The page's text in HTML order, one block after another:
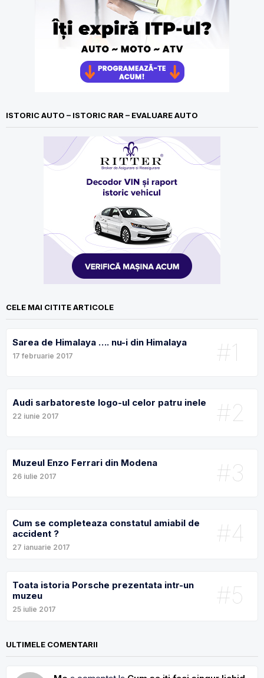
ISTORIC AUTO – ISTORIC RAR – EVALUARE AUTO
CELE MAI CITITE ARTICOLE
#1
Sarea de Himalaya …. nu-i din Himalaya
17 februarie 2017
#2
Audi sarbatoreste logo-ul celor patru inele
22 iunie 2017
#3
Muzeul Enzo Ferrari din Modena
26 iulie 2017
#4
Cum se completeaza constatul amiabil de
accident ?
27 ianuarie 2017
#5
Toata istoria Porsche prezentata intr-un
muzeu
25 iulie 2017
ULTIMELE COMENTARII